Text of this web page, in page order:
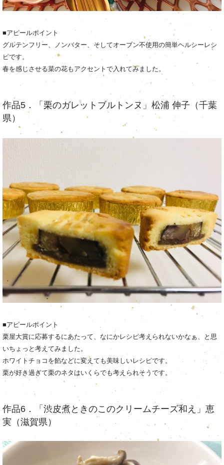
■アピールポイント
グルテンフリー、ノンバター、そしてオーブン不使用の簡単ヘルシーレシ
ピです。
春を感じさせる菜の花もアクセントで入れてみました。
作品5．「栗のガレットブルトンヌ」松浦 伸子（千葉
県）
■アピールポイント
栗屋大賞に応募するにあたって、なにかレシピ考えられないかなぁ、と思
いちょっと考えてみました。
ホワイトチョコを餡などに変えても美味しいレシピです。
栗が好き過ぎて栗のネタはいくらでも考えられそうです。
作品6．「渋皮煮ときのこのクリームチーズ和え」恵
実（滋賀県）